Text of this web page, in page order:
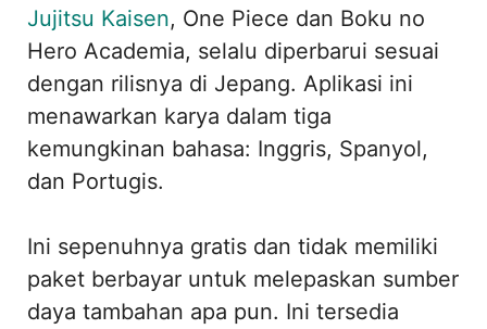
Jujitsu Kaisen, One Piece dan Boku no
Hero Academia, selalu diperbarui sesuai
dengan rilisnya di Jepang. Aplikasi ini
menawarkan karya dalam tiga
kemungkinan bahasa: Inggris, Spanyol,
dan Portugis.
Ini sepenuhnya gratis dan tidak memiliki
paket berbayar untuk melepaskan sumber
daya tambahan apa pun. Ini tersedia